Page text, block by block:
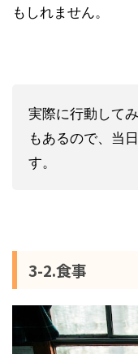
もしれません。
実際に行動して
もあるので、当
す。
3-2.食事